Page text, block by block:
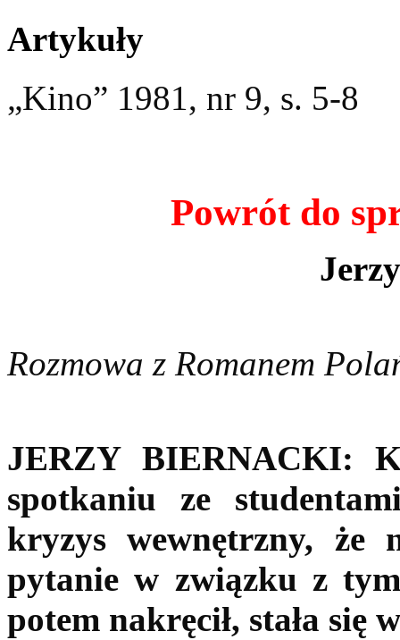
Artykuły
„Kino” 1981, nr 9, s. 5-8
Powrót do
Rozmowa z Romanem
JERZY BIERNACKI:
spotkaniu ze
kryzys wewnętrzny,
pytanie w związku z
potem nakręcił, stała się